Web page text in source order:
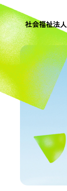
社会福祉法人